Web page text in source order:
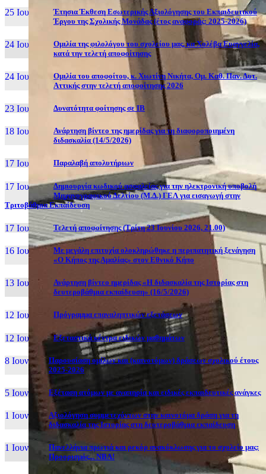
25 Ιουν, 26
Έτησια Έκθεση Εσωτερικής Αξιολόγησης του Εκπαιδευτικού
Έργου της Σχολικής Μονάδας (έτος αναφοράς: 2025-2026)
24 Ιουν, 26
Ομιλία της φιλολόγου του σχολείου μας, κα Χολέβα Ευαγγελία,
κατά την τελετή αποφοίτησης
24 Ιουν, 26
Ομιλία του αποφοίτου, κ. Χιωτίνη Νικήτα, Ομ. Καθ. Παν. Δυτ.
Αττικής στην τελετή αποφοίτησης 2026
23 Ιουν, 26 Δυνατότητα φοίτησης σε ΙΒ
18 Ιουν, 26
Ανάρτηση βίντεο της ημερίδας για τη διαφοροποιημένη
διδασκαλία (14/5/2026)
17 Ιουν, 26 Παραλαβή απολυτήριων
17 Ιουν, 26
Δημιουργία κωδικού ασφαλείας για την ηλεκτρονική υποβολή
Μηχανογραφικού Δελτίου (Μ.Δ.) ΓΕΛ για εισαγωγή στην
Τριτοβάθμια Εκπαίδευση
17 Ιουν, 26 Τελετή αποφοίτησης (Τρίτη 23 Ιουνίου 2026, 21.00)
16 Ιουν, 26
Με μεγάλη επιτυχία ολοκληρώθηκε η περιπατητική ξενάγηση
«Ο Κήπος της Αμαλίας» στον Εθνικό Κήπο
13 Ιουν, 26
Ανάρτηση βίντεο ημερίδας «Η διδασκαλία της Ιστορίας στη
δευτεροβάθμια εκπαίδευση» (16/5/2026)
12 Ιουν, 26 Πρόγραμμα επαναληπτικών εξετάσεων
12 Ιουν, 26 Εξεταστικά κέντρα ειδικών μαθημάτων
8 Ιουν, 26
Παρουσίαση ομίλων και (καινοτόμων) δράσεων σχολικού έτους
2025-2026
5 Ιουν, 26 Εξέταση ατόμων με αναπηρία και ειδικές εκπαιδευτικές ανάγκες
1 Ιουν, 26
Αξιολόγηση συμμετεχόντων στην καινοτόμα δράση για τη
διδασκαλία της Ιστορίας στη δευτεροβάθμια εκπαίδευση
1 Ιουν, 26
Πανελλήνια πρωτιά και ρεκόρ ανακύκλωσης για το σχολείο μας:
Προορισμός... NBA!